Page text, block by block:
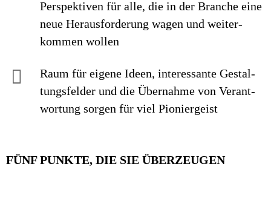
Perspek­tiven für alle, die in der Branche eine
neue Heraus­forderung wagen und weiter­
kommen wollen
Raum für eigene Ideen, inte­res­sante Ge­stal­
tungs­felder und die Über­nahme von Ver­ant­
wor­tung sorgen für viel Pionier­geist
FÜNF PUNKTE, DIE SIE ÜBERZEUGEN